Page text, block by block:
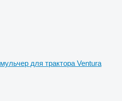
мульчер для трактора Ventura